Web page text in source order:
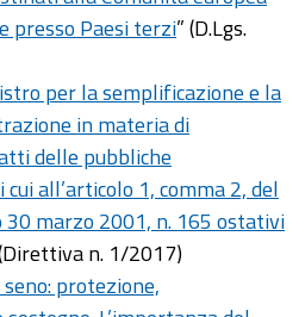
presso Paesi terzi” (D.Lgs.
per la semplificazione e la
in materia di
delle pubbliche
all’articolo 1, comma 2, del
marzo 2001, n. 165 ostativi
n. 1/2017)
protezione,